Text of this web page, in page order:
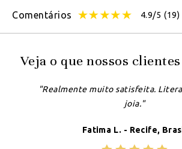
Comentários 4.9/5 (19)
Veja o que nossos
"Realmente muito satisfeita.
joia."
Fatima L. - Recife,